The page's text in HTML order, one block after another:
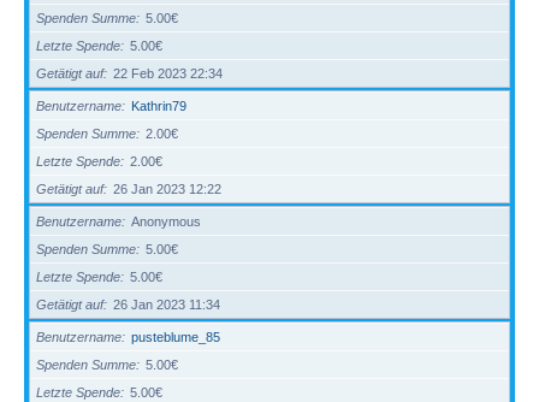
Spenden Summe
5.00€
Letzte Spende
5.00€
Getätigt auf
22 Feb 2023 22:34
Benutzername
Kathrin79
Spenden Summe
2.00€
Letzte Spende
2.00€
Getätigt auf
26 Jan 2023 12:22
Benutzername
Anonymous
Spenden Summe
5.00€
Letzte Spende
5.00€
Getätigt auf
26 Jan 2023 11:34
Benutzername
pusteblume_85
Spenden Summe
5.00€
Letzte Spende
5.00€